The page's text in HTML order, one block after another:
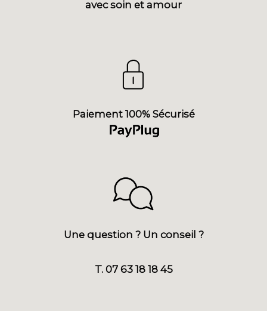
avec soin et amour
Paiement 100% Sécurisé
Une question ? Un conseil ?
T. 07 63 18 18 45